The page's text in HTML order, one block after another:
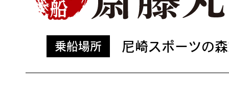
乗船場所 尼崎スポーツの